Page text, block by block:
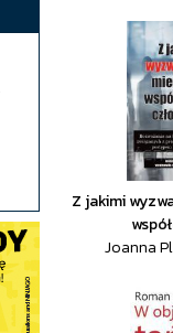
Z jakimi
Joanna